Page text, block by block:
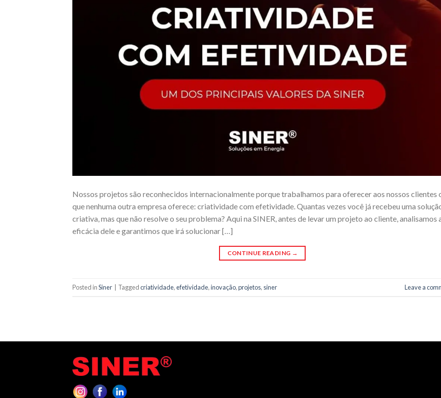
Nossos projetos são reconhecidos internacionalmente porque trabalhamos para oferecer aos nossos clientes
que nenhuma outra empresa oferece: criatividade com efetividade. Quantas vezes você já recebeu uma
criativa, mas que não resolve o seu problema? Aqui na SINER, antes de levar um projeto ao cliente, analisamos
eficácia dele e garantimos que irá solucionar […]
CONTINUE READING →
Posted inSiner Taggedcriatividade,efetividade,inovação,projetos, siner Leave a